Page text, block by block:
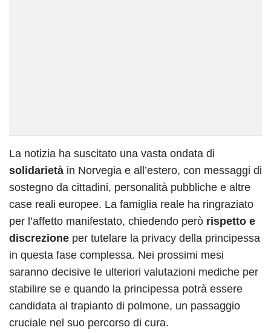
La notizia ha suscitato una vasta ondata di
solidarietà in Norvegia e all’estero, con messaggi di
sostegno da cittadini, personalità pubbliche e altre
case reali europee. La famiglia reale ha ringraziato
per l’affetto manifestato, chiedendo però rispetto e
discrezione per tutelare la privacy della principessa
in questa fase complessa. Nei prossimi mesi
saranno decisive le ulteriori valutazioni mediche per
stabilire se e quando la principessa potrà essere
candidata al trapianto di polmone, un passaggio
cruciale nel suo percorso di cura.